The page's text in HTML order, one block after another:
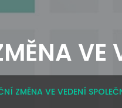
VE
ZMĚNA VE VEDENÍ